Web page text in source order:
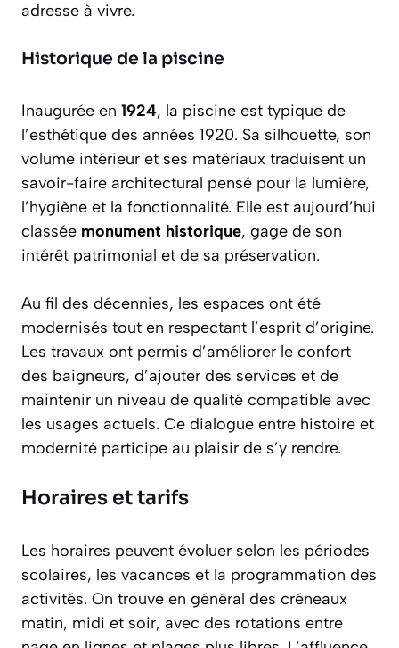
adresse à vivre.
Historique de la piscine
Inaugurée en 1924, la piscine est typique de
l’esthétique des années 1920. Sa silhouette, son
volume intérieur et ses matériaux traduisent un
savoir-faire architectural pensé pour la lumière,
l’hygiène et la fonctionnalité. Elle est aujourd’hui
classée monument historique, gage de son
intérêt patrimonial et de sa préservation.
Au fil des décennies, les espaces ont été
modernisés tout en respectant l’esprit d’origine.
Les travaux ont permis d’améliorer le confort
des baigneurs, d’ajouter des services et de
maintenir un niveau de qualité compatible avec
les usages actuels. Ce dialogue entre histoire et
modernité participe au plaisir de s’y rendre.
Horaires et tarifs
Les horaires peuvent évoluer selon les périodes
scolaires, les vacances et la programmation des
activités. On trouve en général des créneaux
matin, midi et soir, avec des rotations entre